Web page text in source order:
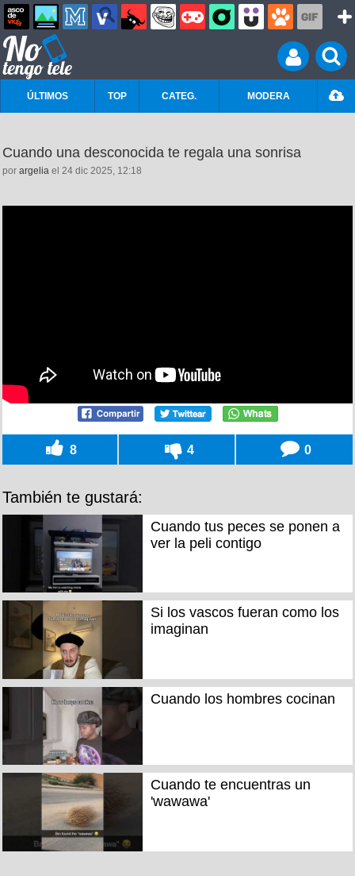
ÚLTIMOS TOP CATEG. MODERA
Cuando una desconocida te regala una sonrisa
por argelia el 24 dic 2025, 12:18
8 4 0
También te gustará:
Cuando tus peces se ponen a
ver la peli contigo
Si los vascos fueran como los
imaginan
Cuando los hombres cocinan
Cuando te encuentras un
'wawawa'